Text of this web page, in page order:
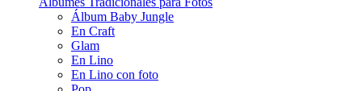
Álbum Baby Jungle
En Craft
Glam
En Lino
En Lino con foto